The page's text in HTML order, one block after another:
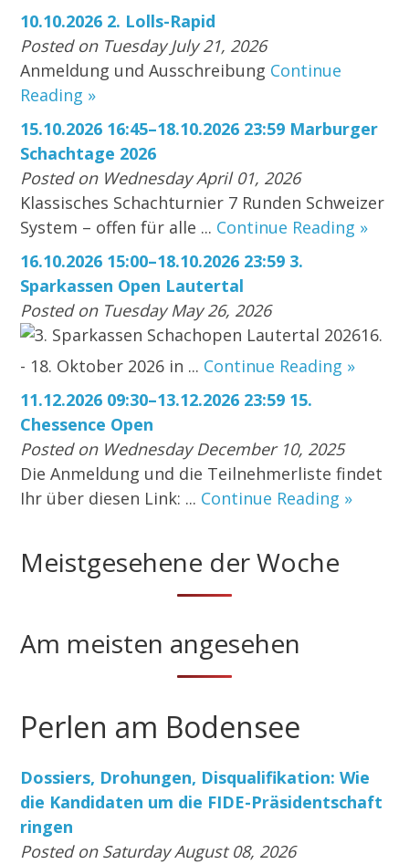
10.10.2026 2. Lolls-Rapid
Posted on Tuesday July 21, 2026
Anmeldung und Ausschreibung Continue
Reading »
15.10.2026 16:45–18.10.2026 23:59 Marburger
Schachtage 2026
Posted on Wednesday April 01, 2026
Klassisches Schachturnier 7 Runden Schweizer
System – offen für alle ... Continue Reading »
16.10.2026 15:00–18.10.2026 23:59 3.
Sparkassen Open Lautertal
Posted on Tuesday May 26, 2026
3. Sparkassen Schachopen Lautertal 202616.
- 18. Oktober 2026 in ... Continue Reading »
11.12.2026 09:30–13.12.2026 23:59 15.
Chessence Open
Posted on Wednesday December 10, 2025
Die Anmeldung und die Teilnehmerliste findet
Ihr über diesen Link: ... Continue Reading »
Meistgesehene der Woche
Am meisten angesehen
Perlen am Bodensee
Dossiers, Drohungen, Disqualifikation: Wie
die Kandidaten um die FIDE-Präsidentschaft
ringen
Posted on Saturday August 08, 2026